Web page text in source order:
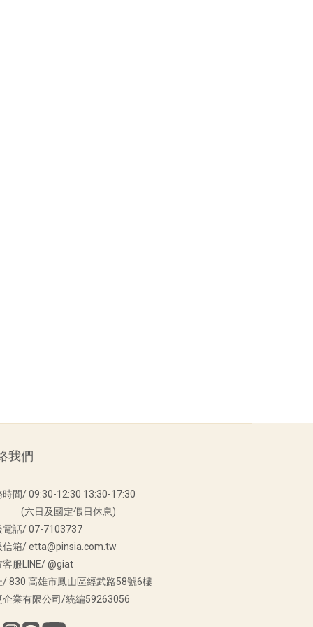
我們
時間/ 09:30-12:30 13:30-17:30
及國定假日休息)
電話/ 07-7103737
信箱/ etta@pinsia.com.tw
客服LINE/ @giat
/ 830 高雄市鳳山區經武路58號6樓
企業有限公司/統編59263056